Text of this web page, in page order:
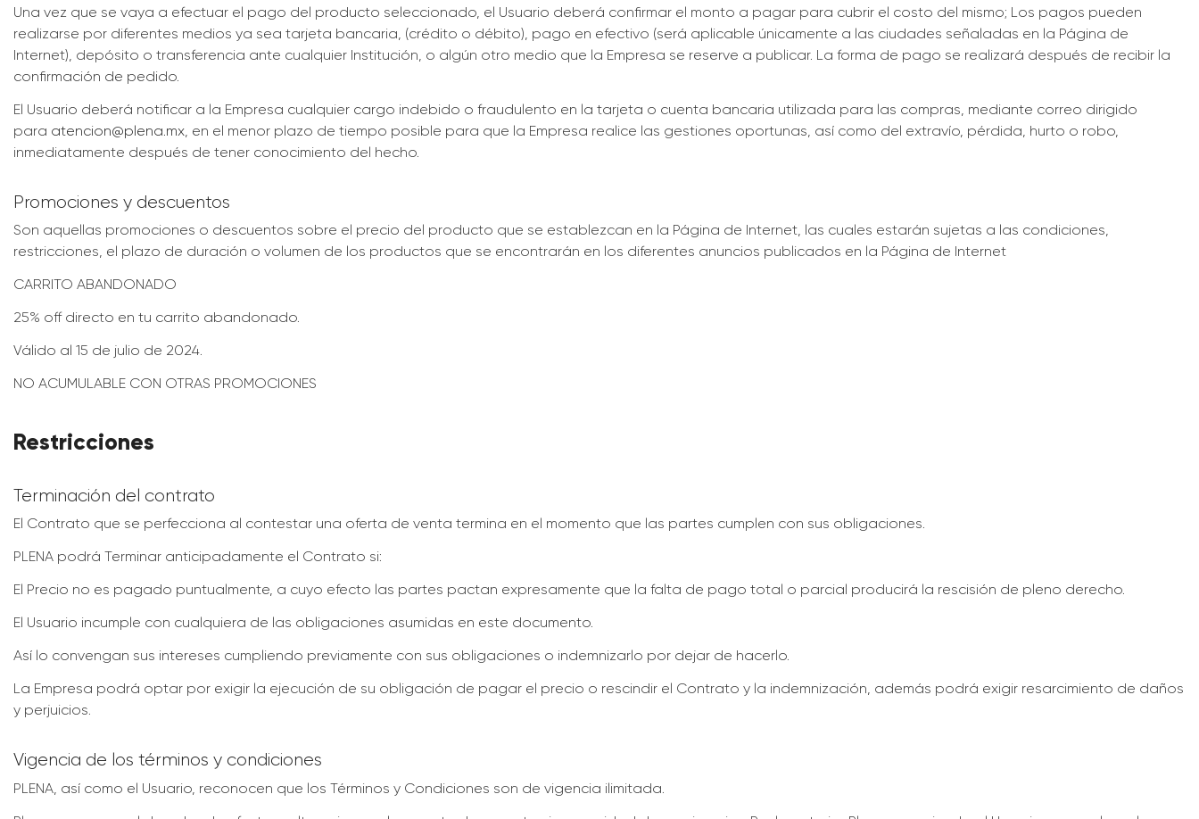
Una vez que se vaya a efectuar el pago del producto seleccionado, el Usuario deberá confirmar el monto a pagar para cubrir el costo del mismo; Los pagos pueden
realizarse por diferentes medios ya sea tarjeta bancaria, (crédito o débito), pago en efectivo (será aplicable únicamente a las ciudades señaladas en la Página de
Internet), depósito o transferencia ante cualquier Institución, o algún otro medio que la Empresa se reserve a publicar. La forma de pago se realizará después de recibir la
confirmación de pedido.
El Usuario deberá notificar a la Empresa cualquier cargo indebido o fraudulento en la tarjeta o cuenta bancaria utilizada para las compras, mediante correo dirigido
para atencion@plena.mx , en el menor plazo de tiempo posible para que la Empresa realice las gestiones oportunas, así como del extravío, pérdida, hurto o robo,
inmediatamente después de tener conocimiento del hecho.
Promociones y descuentos
Son aquellas promociones o descuentos sobre el precio del producto que se establezcan en la Página de Internet, las cuales estarán sujetas a las condiciones,
restricciones, el plazo de duración o volumen de los productos que se encontrarán en los diferentes anuncios publicados en la Página de Internet
CARRITO ABANDONADO
25% off directo en tu carrito abandonado.
Válido al 15 de julio de 2024.
NO ACUMULABLE CON OTRAS PROMOCIONES
Restricciones
Terminación del contrato
El Contrato que se perfecciona al contestar una oferta de venta termina en el momento que las partes cumplen con sus obligaciones.
PLENA podrá Terminar anticipadamente el Contrato si:
El Precio no es pagado puntualmente, a cuyo efecto las partes pactan expresamente que la falta de pago total o parcial producirá la rescisión de pleno derecho.
El Usuario incumple con cualquiera de las obligaciones asumidas en este documento.
Así lo convengan sus intereses cumpliendo previamente con sus obligaciones o indemnizarlo por dejar de hacerlo.
La Empresa podrá optar por exigir la ejecución de su obligación de pagar el precio o rescindir el Contrato y la indemnización, además podrá exigir resarcimiento de daños
y perjuicios.
Vigencia de los términos y condiciones
PLENA, así como el Usuario, reconocen que los Términos y Condiciones son de vigencia ilimitada.